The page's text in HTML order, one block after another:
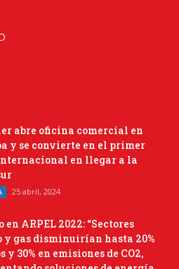
abre oficina comercial en
y se convierte en el primer
en llegar a la
25 abril, 2024
en ARPEL 2022: “Sectores
y gas disminuirían hasta 20%
y 30% en emisiones de CO2,